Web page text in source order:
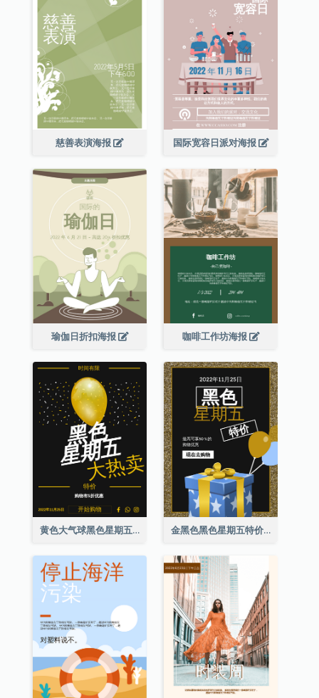
慈善表演海报 国际宽容日派对海报
瑜伽日折扣海报 咖啡工作坊海报
黄色大气球黑色星期五特价海报 金黑色黑色星期五特价海报